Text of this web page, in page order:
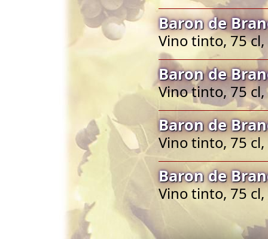
Baron de
Vino tinto, 75
Baron de
Vino tinto, 75
Baron de
Vino tinto, 75
Baron de
Vino tinto, 75